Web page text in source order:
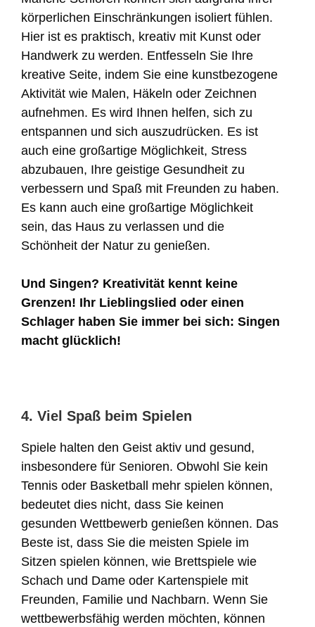
körperlichen Einschränkungen isoliert fühlen.
Hier ist es praktisch, kreativ mit Kunst oder
Handwerk zu werden. Entfesseln Sie Ihre
kreative Seite, indem Sie eine kunstbezogene
Aktivität wie Malen, Häkeln oder Zeichnen
aufnehmen. Es wird Ihnen helfen, sich zu
entspannen und sich auszudrücken. Es ist
auch eine großartige Möglichkeit, Stress
abzubauen, Ihre geistige Gesundheit zu
verbessern und Spaß mit Freunden zu haben.
Es kann auch eine großartige Möglichkeit
sein, das Haus zu verlassen und die
Schönheit der Natur zu genießen.
Und Singen? Kreativität kennt keine
Grenzen! Ihr Lieblingslied oder einen
Schlager haben Sie immer bei sich: Singen
macht glücklich!
4. Viel Spaß beim Spielen
Spiele halten den Geist aktiv und gesund,
insbesondere für Senioren. Obwohl Sie kein
Tennis oder Basketball mehr spielen können,
bedeutet dies nicht, dass Sie keinen
gesunden Wettbewerb genießen können. Das
Beste ist, dass Sie die meisten Spiele im
Sitzen spielen können, wie Brettspiele wie
Schach und Dame oder Kartenspiele mit
Freunden, Familie und Nachbarn. Wenn Sie
wettbewerbsfähig werden möchten, können